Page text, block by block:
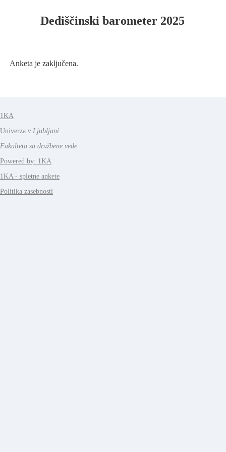
Dediščinski barometer 2025
Anketa je zaključena.
1KA
Univerza v Ljubljani
Fakulteta za družbene vede
Powered by: 1KA
1KA - spletne ankete
Politika zasebnosti